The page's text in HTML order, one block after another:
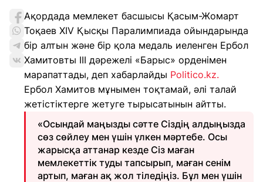
Ақордада мемлекет басшысы Қасым-Жомарт
Тоқаев ХIV Қысқы Паралимпиада ойындарында
бір алтын және бір қола медаль иеленген Ербол
Хамитовты III дәрежелі «Барыс» орденімен
марапаттады, деп хабарлайды Politico.kz.
Ербол Хамитов мұнымен тоқтамай, әлі талай
жетістіктерге жетуге тырысатынын айтты.
«Осындай маңызды сәтте Сіздің алдыңызда
сөз сөйлеу мен үшін үлкен мәртебе. Осы
жарысқа аттанар кезде Сіз маған
мемлекеттік туды тапсырып, маған сенім
артып, маған ақ жол тіледіңіз. Бұл мен үшін